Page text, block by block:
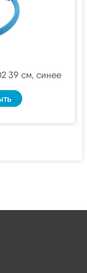
39 см, синее